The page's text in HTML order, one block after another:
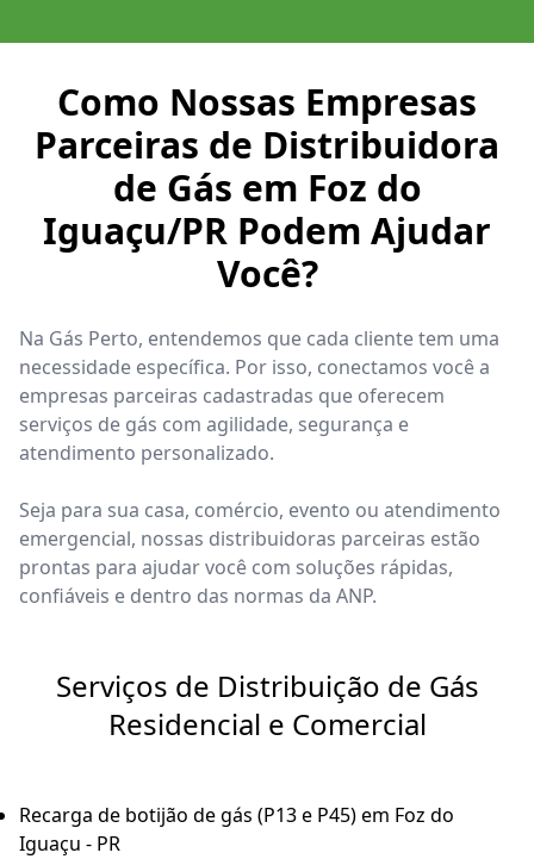
Como Nossas Empresas
Parceiras de Distribuidora
de Gás em Foz do
Iguaçu/PR Podem Ajudar
Você?
Na Gás Perto, entendemos que cada cliente tem uma
necessidade específica. Por isso, conectamos você a
empresas parceiras cadastradas que oferecem
serviços de gás com agilidade, segurança e
atendimento personalizado.
Seja para sua casa, comércio, evento ou atendimento
emergencial, nossas distribuidoras parceiras estão
prontas para ajudar você com soluções rápidas,
confiáveis e dentro das normas da ANP.
Serviços de Distribuição de Gás
Residencial e Comercial
Recarga de botijão de gás (P13 e P45) em Foz do
Iguaçu - PR